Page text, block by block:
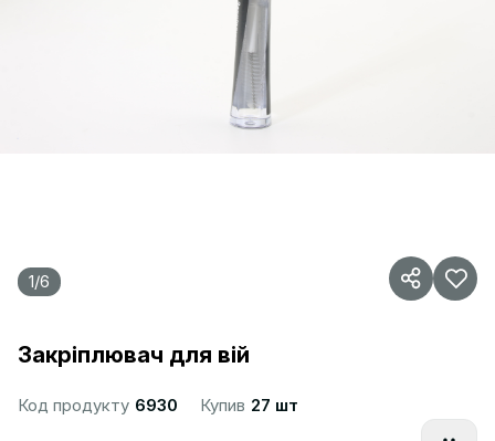
1/6
Закріплювач для вій
Код продукту 6930 Купив 27 шт